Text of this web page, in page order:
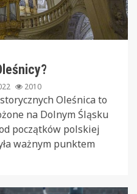
2010
Oleśnica to
na Dolnym Śląsku
początków polskiej
ważnym punktem